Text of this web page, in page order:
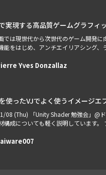
実現する高品質ゲームグラフ
では現世代から次世代のゲーム開発
能をはじめ、アンチエイリアシング
Yves Donzallaz
使ったVJでよく使うイメージエ
08 (Thu) 「Unity Shader 勉強会」@
構成についても軽く説明しています